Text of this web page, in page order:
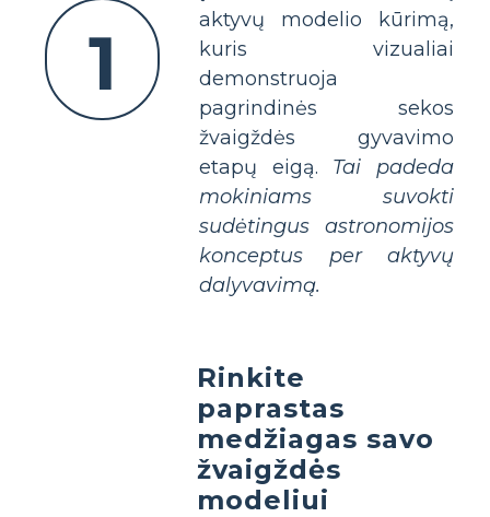
1
aktyvų modelio kūrimą,
kuris vizualiai
demonstruoja
pagrindinės sekos
žvaigždės gyvavimo
etapų eigą. Tai padeda
mokiniams suvokti
sudėtingus astronomijos
konceptus per aktyvų
dalyvavimą.
Rinkite
paprastas
medžiagas savo
žvaigždės
modeliui